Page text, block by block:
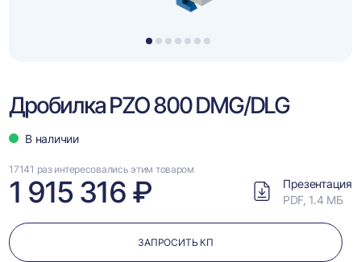
1 2 3 4 5 6 7
Дробилка PZO 800 DMG/DLG
В наличии
17141 раз интересовались этим товаром
1 915 316 ₽
Презентация
PDF, 1.4 МБ
ЗАПРОСИТЬ КП